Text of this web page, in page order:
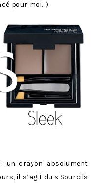
pour moi…).
un crayon absolument
il s’agit du « Sourcils